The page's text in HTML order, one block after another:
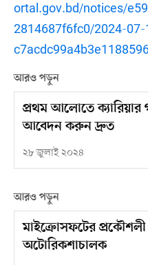
ortal.gov.bd/notices/
2814687f6fc0/2024-
আরও পড়ুন
প্রথম আলোতে
আবেদন করুন দ্রুত
২৮ জুলাই ২০২৪
আরও পড়ুন
মাইক্রোসফটের
অটোরিকশাচালক